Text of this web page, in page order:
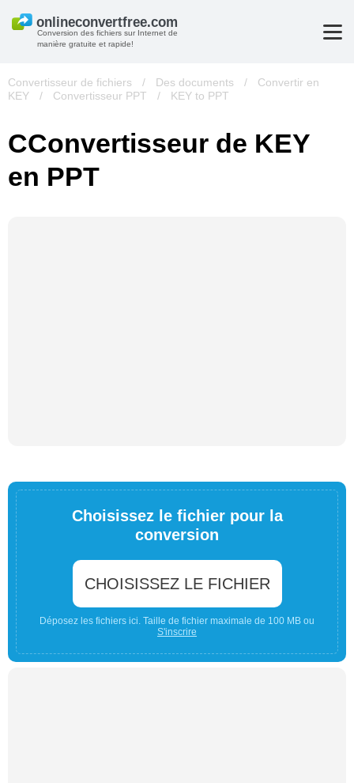
Conversion des fichiers sur Internet de
manière gratuite et rapide!
Convertisseur de fichiers / Des documents /
Convertir en
KEY
/ Convertisseur PPT / KEY to PPT
СConvertisseur de KEY
en PPT
Choisissez le fichier pour la
conversion
CHOISISSEZ LE FICHIER
Déposez les fichiers ici. Taille de fichier maximale de 100 MB ou
S'inscrire